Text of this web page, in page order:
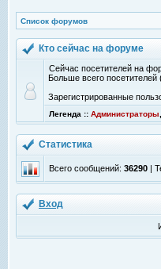
Список форумов
Кто сейчас на форуме
Сейчас посетителей на
Больше всего посетителей
Зарегистрированные
Легенда :: Администраторы
Статистика
Всего сообщений: 36290 |
Вход